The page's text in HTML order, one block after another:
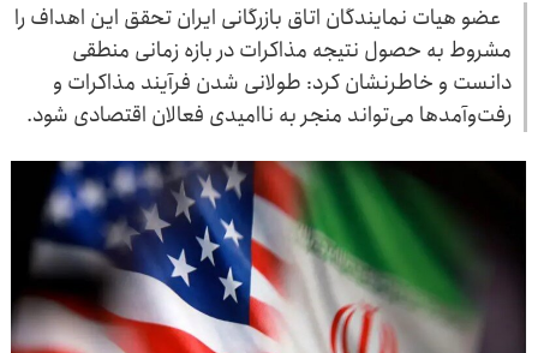
عضو هیات نمایندگان اتاق بازرگانی ایران تحقق این اهداف را
مشروط به حصول نتیجه مذاکرات در بازه زمانی منطقی
دانست و خاطرنشان کرد: طولانی شدن فرآیند مذاکرات و
رفت‌وآمدها می‌تواند منجر به ناامیدی فعالان اقتصادی شود.